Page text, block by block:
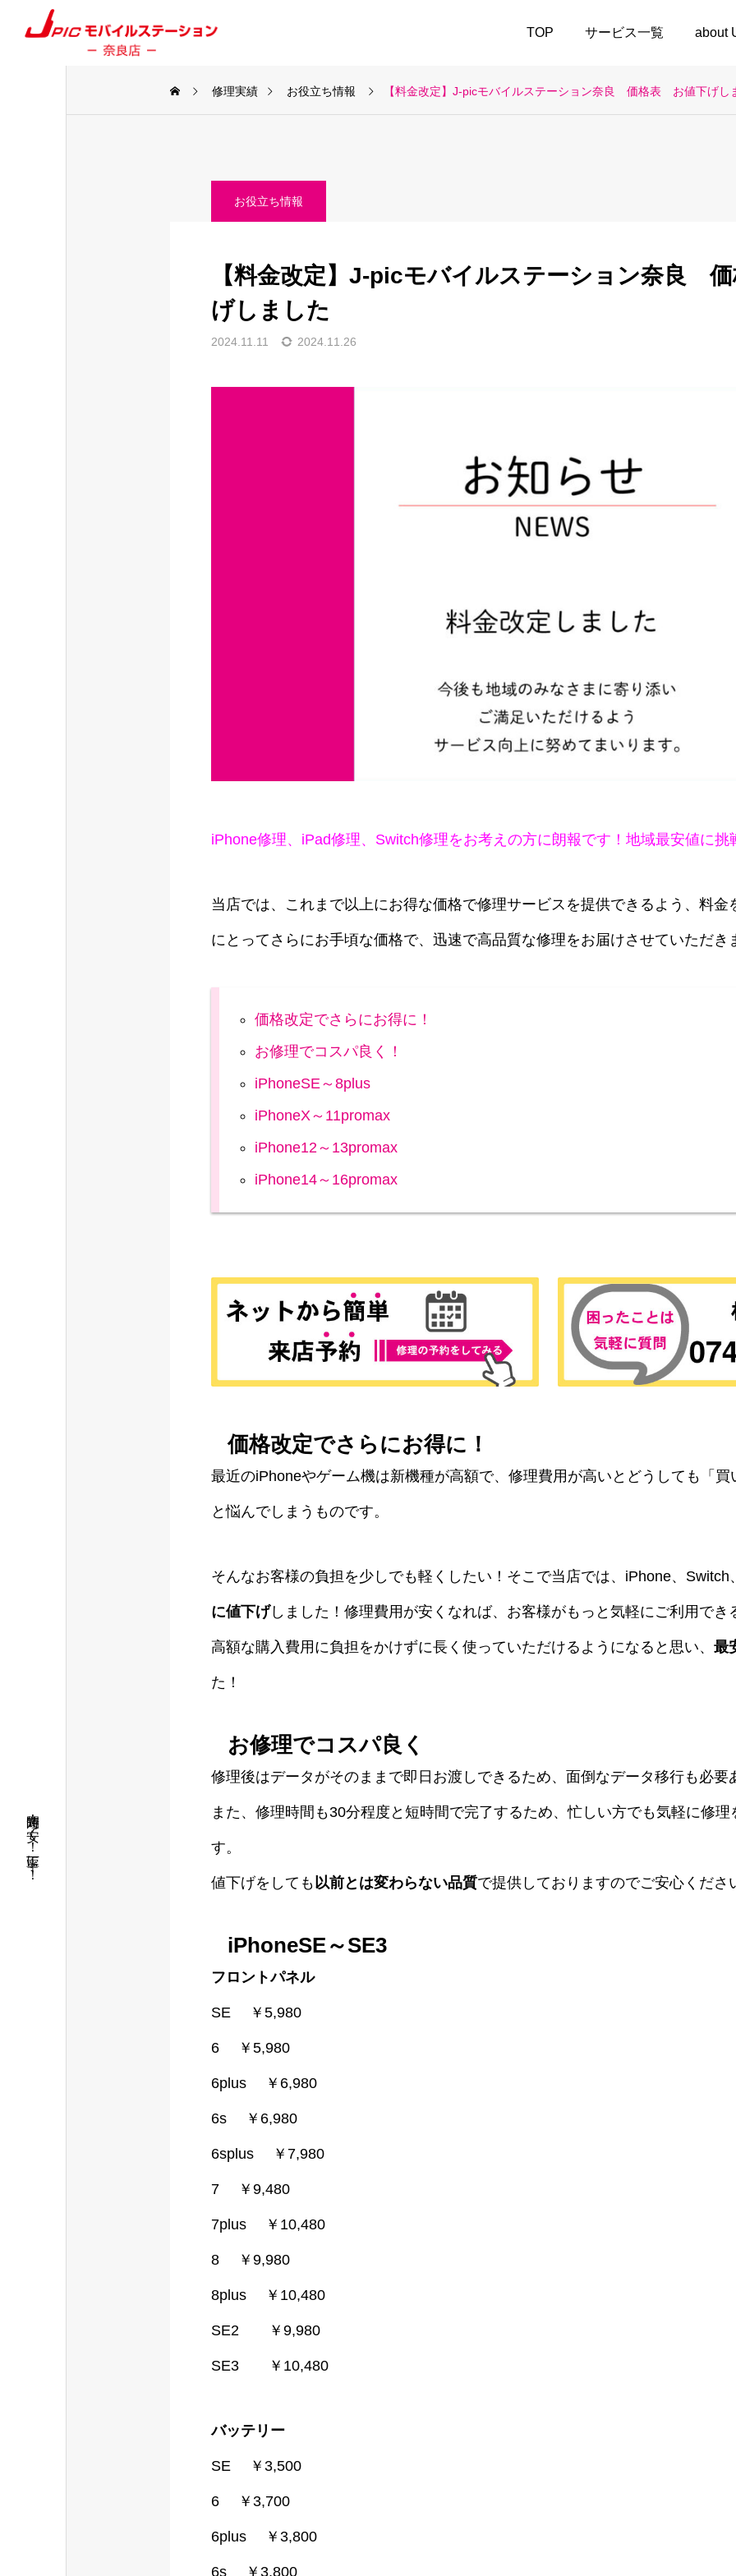
TOP サービス一覧 about
短時間！安く！丁寧に！
修理実績 お役立ち情報 【料金改定】J-picモバイルステーション奈良 価格表 お値下げし
お役立ち情報
【料金改定】J-picモバイルステーション奈良
げしました
2024.11.11 2024.11.26
iPhone修理、iPad修理、Switch修理をお考えの方に朗報です！地域最安値に挑
当店では、これまで以上にお得な価格で修理サービスを提供できるよう、料金
にとってさらにお手頃な価格で、迅速で高品質な修理をお届けさせていただき
価格改定でさらにお得に！
お修理でコスパ良く！
iPhoneSE～8plus
iPhoneX～11promax
iPhone12～13promax
iPhone14～16promax
価格改定でさらにお得に！
最近のiPhoneやゲーム機は新機種が高額で、修理費用が高いとどうしても「
と悩んでしまうものです。
そんなお客様の負担を少しでも軽くしたい！そこで当店では、iPhone、Switch
に値下げしました！修理費用が安くなれば、お客様がもっと気軽にご利用でき
高額な購入費用に負担をかけずに長く使っていただけるようになると思い、 最
た！
お修理でコスパ良く
修理後はデータがそのままで即日お渡しできるため、面倒なデータ移行も必要
また、修理時間も30分程度と短時間で完了するため、忙しい方でも気軽に修
す。
値下げをしても以前とは変わらない品質で提供しておりますのでご安心くださ
iPhoneSE～SE3
フロントパネル
SE ￥5,980
6 ￥5,980
6plus ￥6,980
6s ￥6,980
6splus ￥7,980
7 ￥9,480
7plus ￥10,480
8 ￥9,980
8plus ￥10,480
SE2 ￥9,980
SE3 ￥10,480
バッテリー
SE ￥3,500
6 ￥3,700
6plus ￥3,800
6s ￥3,800